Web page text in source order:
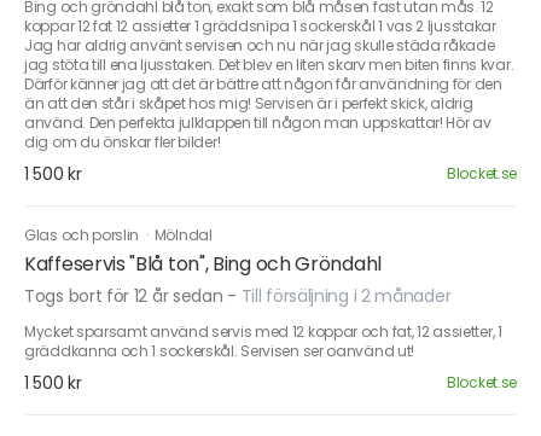
Bing och gröndahl blå ton, exakt som blå måsen fast utan mås. 12
koppar 12 fat 12 assietter 1 gräddsnipa 1 sockerskål 1 vas 2 ljusstakar
Jag har aldrig använt servisen och nu när jag skulle städa råkade
jag stöta till ena ljusstaken. Det blev en liten skarv men biten finns kvar.
Därför känner jag att det är bättre att någon får användning för den
än att den står i skåpet hos mig! Servisen är i perfekt skick, aldrig
använd. Den perfekta julklappen till någon man uppskattar! Hör av
dig om du önskar fler bilder!
1 500 kr Blocket.se
Glas och porslin · Mölndal
Kaffeservis "Blå ton", Bing och Gröndahl
Togs bort för 12 år sedan - Till försäljning i 2 månader
Mycket sparsamt använd servis med 12 koppar och fat, 12 assietter, 1
gräddkanna och 1 sockerskål. Servisen ser oanvänd ut!
1 500 kr Blocket.se